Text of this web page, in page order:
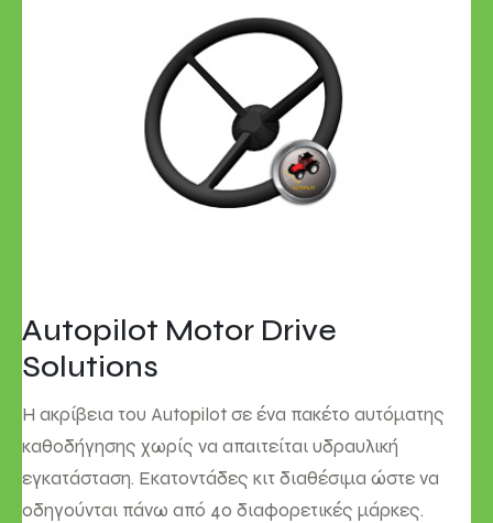
Autopilot Motor Drive
Solutions
Η ακρίβεια του Autopilot σε ένα πακέτο αυτόματης
καθοδήγησης χωρίς να απαιτείται υδραυλική
εγκατάσταση. Εκατοντάδες κιτ διαθέσιμα ώστε να
οδηγούνται πάνω από 40 διαφορετικές μάρκες.